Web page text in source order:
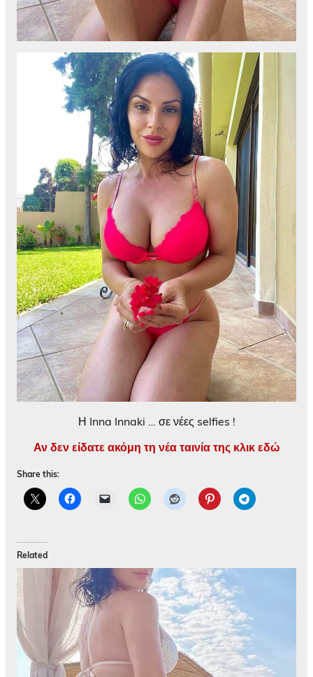
Η Inna Innaki … σε νέες selfies !
Αν δεν είδατε ακόμη τη νέα ταινία της κλικ εδώ
Share this:
Related